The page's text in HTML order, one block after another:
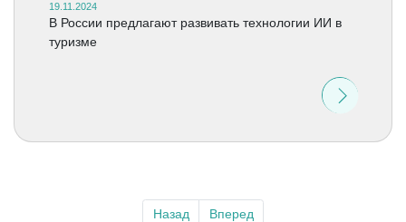
19.11.2024
В России предлагают развивать технологии ИИ в
туризме
Назад Вперед